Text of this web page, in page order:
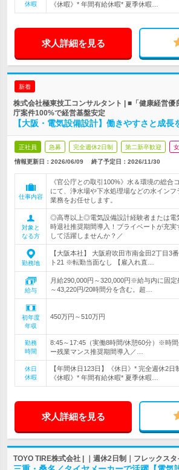
休暇
《休暇》* 年間有給休暇* 夏季休暇…
求人詳細を見る
新着
株式会社極東技工コンサルタント | ■「健康経営
庁案件100%で経営基盤安定
【大阪・電気設備設計】働きやすさと成
正社員 急募 完全週休2日制 第二新卒歓迎
情報更新日：2026/06/09 終了予定日： 2026/11/30
仕事内容
《官公庁との取引100%》水＆環境の総合
にて、浄水場や下水処理場などの水イン
業務をお任せします。
対象と
なる方
◎高専以上◎電気設備設計経験者または電
時退社推奨期間導入！プライベートが充
して活躍しませんか？／
勤務地
【大阪本社】 大阪府吹田市南金田2丁目3
ト21 ※転勤当面なし 【雇入れ直…
給与
月給290,000円～320,000円※給与内に固定
～43,220円/20時間分を含む。超…
初年度
年収
450万円～510万円
勤務
時間
8:45～17:45（実働8時間/休憩60分）※時
ー残業マンス推奨期間導入／…
休日
休暇
【年間休日123日】《休日》* 完全週休2日
《休暇》* 年間有給休暇* 夏季休暇…
求人詳細を見る
TOYO TIRE株式会社 | ｜週休2日制｜フレックスタ